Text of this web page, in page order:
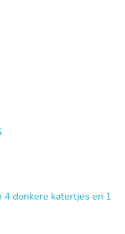
donkere katertjes en 1